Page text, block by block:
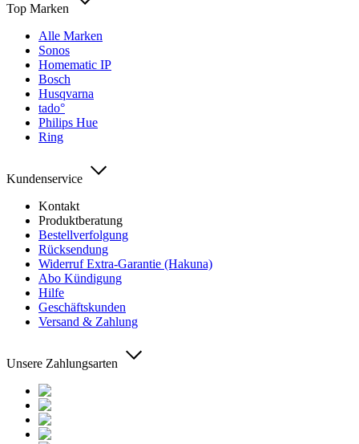
Top Marken
Alle Marken
Sonos
Homematic IP
Bosch
Husqvarna
tado°
Philips Hue
Ring
Kundenservice
Kontakt
Produktberatung
Bestellverfolgung
Rücksendung
Widerruf Extra-Garantie (Hakuna)
Abo Kündigung
Hilfe
Geschäftskunden
Versand & Zahlung
Unsere Zahlungsarten